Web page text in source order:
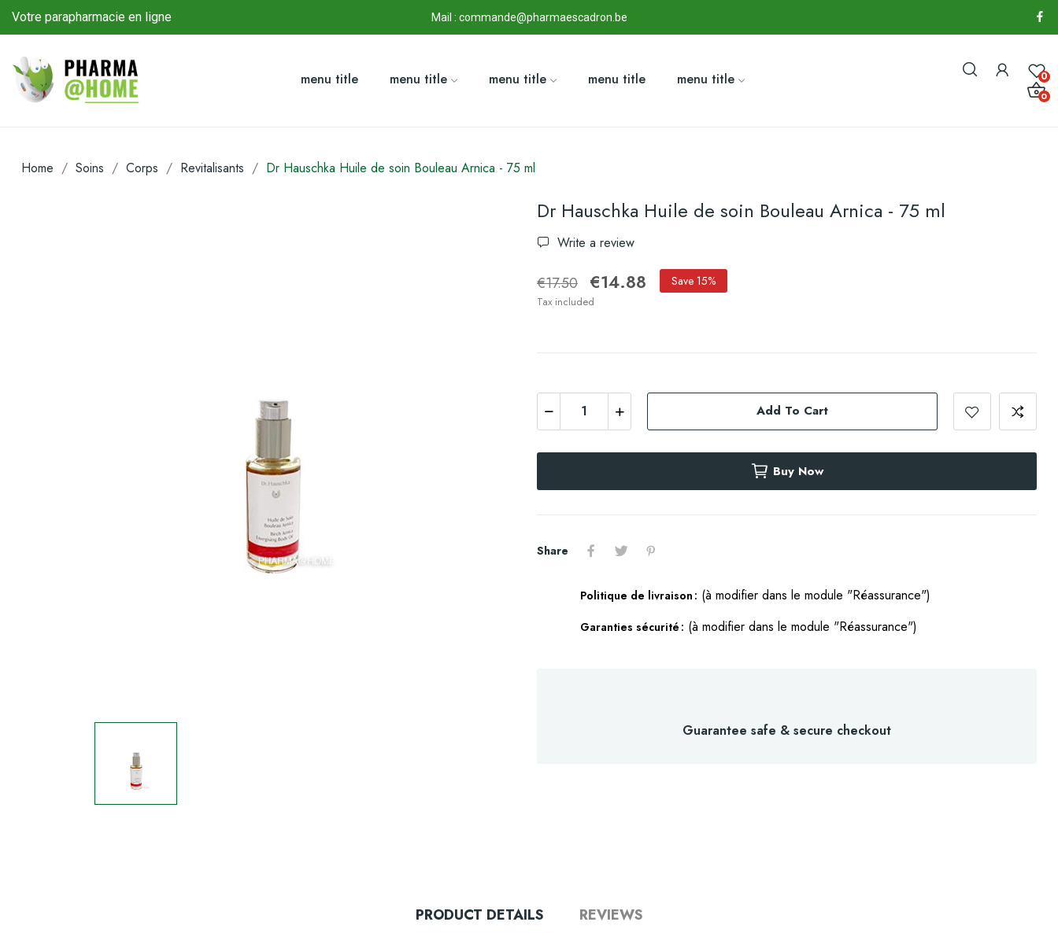
Votre parapharmacie en ligne Mail : commande@pharmaescadron.be
menu title menu title menu title menu title menu title 0
0
Home Soins Corps Revitalisants Dr Hauschka Huile de soin Bouleau Arnica - 75 ml
Dr Hauschka Huile de soin Bouleau Arnica - 75 ml
Write a review
€17.50 €14.88 Save 15%
Tax included
Add To Cart
Buy Now
Share
Politique de livraison (à modifier dans le module "Réassurance")
Garanties sécurité (à modifier dans le module "Réassurance")
Guarantee safe & secure checkout
PRODUCT DETAILS REVIEWS